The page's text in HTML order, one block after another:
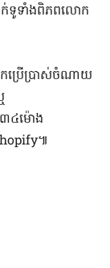
ក់ទូទាំងពិភពលោក
កប្រើប្រាស់ចំណាយ
៤ម៉ោង
៕